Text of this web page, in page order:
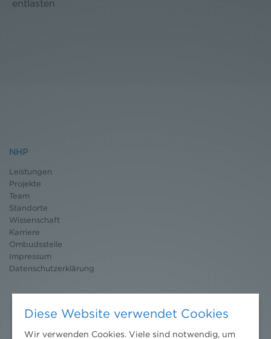
entlasten
NHP
Leistungen
Projekte
Team
Standorte
Wissenschaft
Karriere
Ombudsstelle
Impressum
Datenschutzerklärung
Diese Website verwendet Cookies
Wir verwenden Cookies. Viele sind notwendig, um